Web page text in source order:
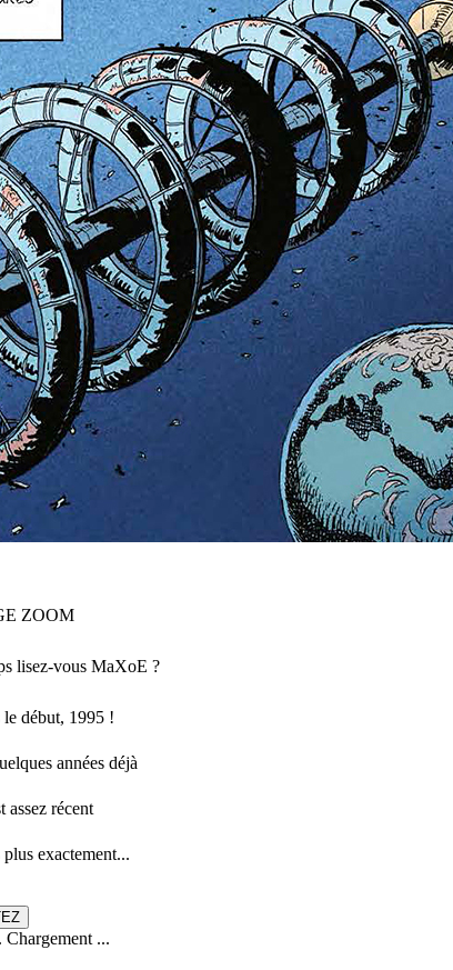
ZOOM
lisez-vous MaXoE ?
début, 1995 !
années déjà
assez récent
plus exactement...
Chargement ...